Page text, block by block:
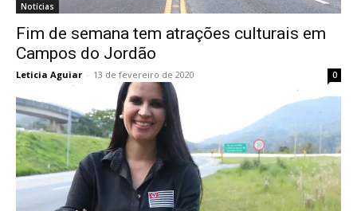
Notícias
Fim de semana tem atrações culturais em
Campos do Jordão
Leticia Aguiar - 13 de fevereiro de 2020 0